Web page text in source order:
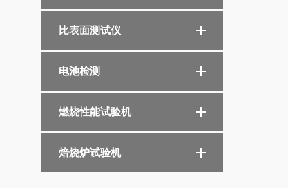
比表面测试仪
电池检测
燃烧性能试验机
焙烧炉试验机